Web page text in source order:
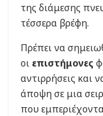
της διάμεσης
τέσσερα βρέφη.
Πρέπει να
οι επιστήμονες
αντιρρήσεις και
άποψη σε μια
που